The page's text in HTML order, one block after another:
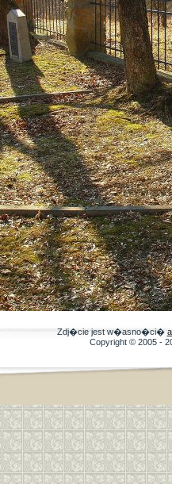
Zdj�cie jest w�asno�ci�
Copyright © 2005 -